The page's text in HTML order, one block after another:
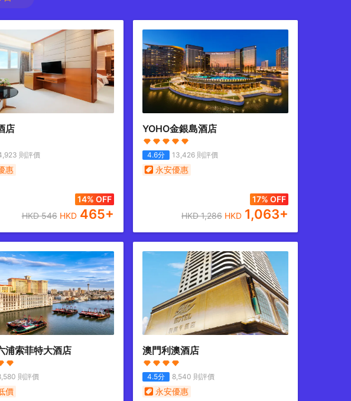
店
則評價
惠
14% OFF
HKD546 HKD 465+
YOHO金銀島酒店
4.6分 13,426則評價
永安優惠
17% OFF
HKD1,286 HKD 1,063+
浦索菲特大酒店
則評價
價
澳門利澳酒店
4.5分 8,540 則評價
永安優惠